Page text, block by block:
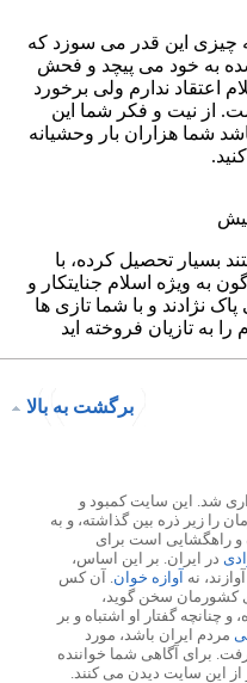
برگشت به بالا
۱۳ اسفند ۱۳۸۷ پایه گذاری شد. این سایت کمبود و
را زیر ذره بین گذاشته، و به
راهگشایی است برای
در ایران. بر این اساس،
نه آوازه خوان . آن کس
کشورمان سخن گوید،
گفتار او اشتباه و بر
مردم ایران باشد، مورد
برای آگاهی شما خواننده